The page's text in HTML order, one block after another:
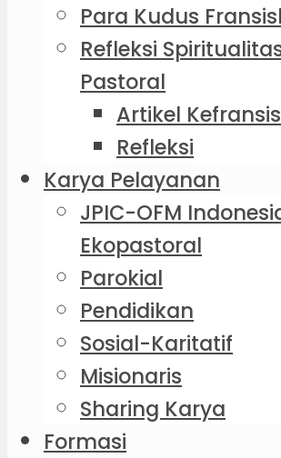
Para Kudus
Refleksi
Pastoral
Artikel
Refleksi
Karya Pelayanan
JPIC-OFM
Ekopastoral
Parokial
Pendidikan
Sosial-Karitatif
Misionaris
Sharing Karya
Formasi